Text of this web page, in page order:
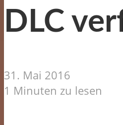
DLC
31. Mai 2016
1 Minuten zu lesen